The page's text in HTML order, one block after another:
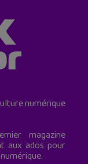
numérique
magazine
aux ados pour